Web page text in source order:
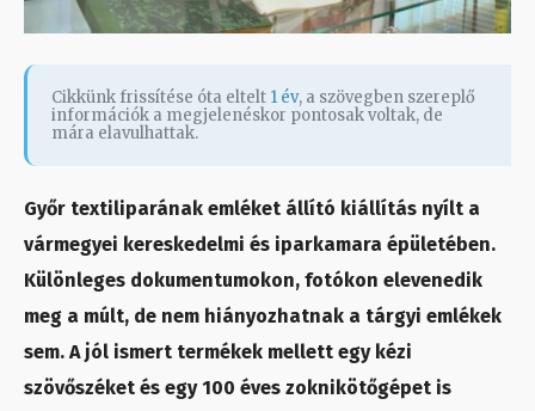
Cikkünk frissítése óta eltelt 1 év, a szövegben szereplő
információk a megjelenéskor pontosak voltak, de
mára elavulhattak.
Győr textiliparának emléket állító kiállítás nyílt a
vármegyei kereskedelmi és iparkamara épületében.
Különleges dokumentumokon, fotókon elevenedik
meg a múlt, de nem hiányozhatnak a tárgyi emlékek
sem. A jól ismert termékek mellett egy kézi
szövőszéket és egy 100 éves zoknikötőgépet is